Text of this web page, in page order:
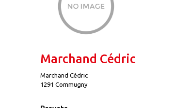
Marchand Cédric
Marchand Cédric
1291 Commugny